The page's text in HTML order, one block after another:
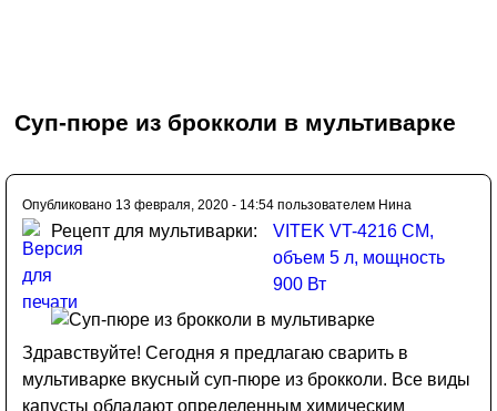
Суп-пюре из брокколи в мультиварке
Опубликовано 13 февраля, 2020 - 14:54 пользователем Нина
Рецепт для мультиварки:
VITEK VT-4216 CM,
объем 5 л, мощность
900 Вт
Здравствуйте! Сегодня я предлагаю сварить в
мультиварке вкусный суп-пюре из брокколи. Все виды
капусты обладают определенным химическим